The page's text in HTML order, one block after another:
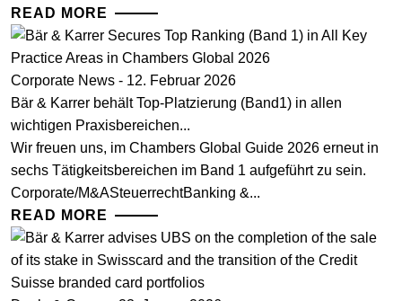
READ MORE
Corporate News - 12. Februar 2026
Bär & Karrer behält Top-Platzierung (Band1) in allen
wichtigen Praxisbereichen...
Wir freuen uns, im Chambers Global Guide 2026 erneut in
sechs Tätigkeitsbereichen im Band 1 aufgeführt zu sein.
Corporate/M&ASteuerrechtBanking &...
READ MORE